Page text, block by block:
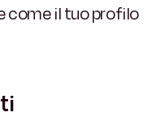
come il tuo profilo